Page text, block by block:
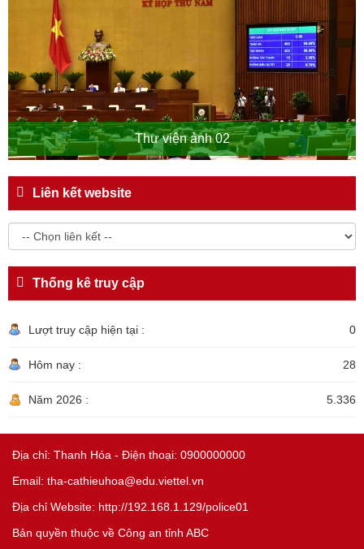
Thư viện ảnh 02
Liên kết website
Thống kê truy cập
Lượt truy cập hiện tại : 0
Hôm nay : 28
Năm 2026 : 5.336
Địa chỉ: Thanh Hóa - Điện thoại: 0900000000
Email: tha-cathieuhoa@edu.viettel.vn
Địa chỉ Website: http://192.168.1.129/police01
Bản quyền thuộc về Công an tỉnh ABC